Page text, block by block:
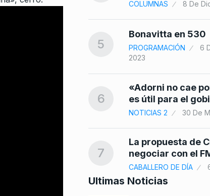
COLUMNAS 8 De
5
Bonavitta en 530
PROGRAMACIÓN
6
2023
6
«Adorni no cae
es útil para el
NOTICIAS 2 30 De
7
La propuesta de
negociar con el
CABALLERO DE DÍA
Ultimas Noticias